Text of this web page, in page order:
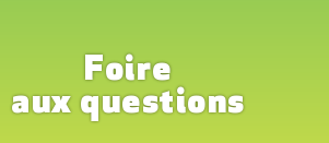
Foire
aux questions